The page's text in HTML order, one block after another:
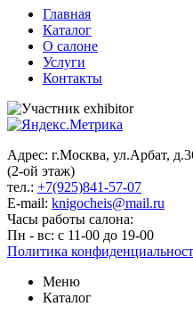
Главная
Каталог
О салоне
Услуги
Контакты
Адрес: г.Москва, ул.Арбат,
(2-ой этаж)
тел.: +7(925)841-57-07
E-mail: knigocheis@mail.ru
Часы работы салона:
Пн - вс: с 11-00 до 19-00
Политика
Меню
Каталог